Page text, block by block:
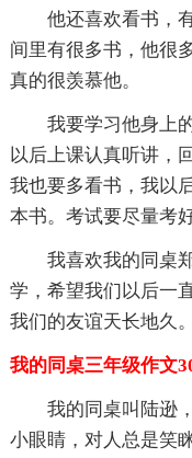
他还喜欢看书，
间里有很多书，他很
真的很羡慕他。
我要学习他身上
以后上课认真听讲，
我也要多看书，我以
本书。考试要尽量考
我喜欢我的同桌
学，希望我们以后一
我们的友谊天长地久。
我的同桌三年级作文
我的同桌叫陆逊
小眼睛，对人总是笑